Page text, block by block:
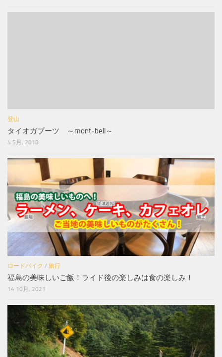
登山
タイオガブーツ ～mont-bell～
4 5月, 2018
ロードバイク / 旅行
福島の美味しいご飯！ライド後の楽しみは食の楽しみ！
14 10月, 2021